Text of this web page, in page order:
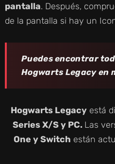
pantalla. Después,
de la pantalla si hay un
Puedes encontrar
Hogwarts Legacy en
Hogwarts Legacyestá
Series X/S y PC. Las
One y Switch están